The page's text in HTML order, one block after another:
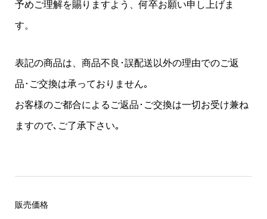
予めご理解を賜りますよう、何卒お願い申し上げま
す。
表記の商品は、商品不良･誤配送以外の理由でのご返
品･ご交換は承っておりません｡
お客様のご都合によるご返品･ご交換は一切お受け兼ね
ますので､ご了承下さい｡
販売価格